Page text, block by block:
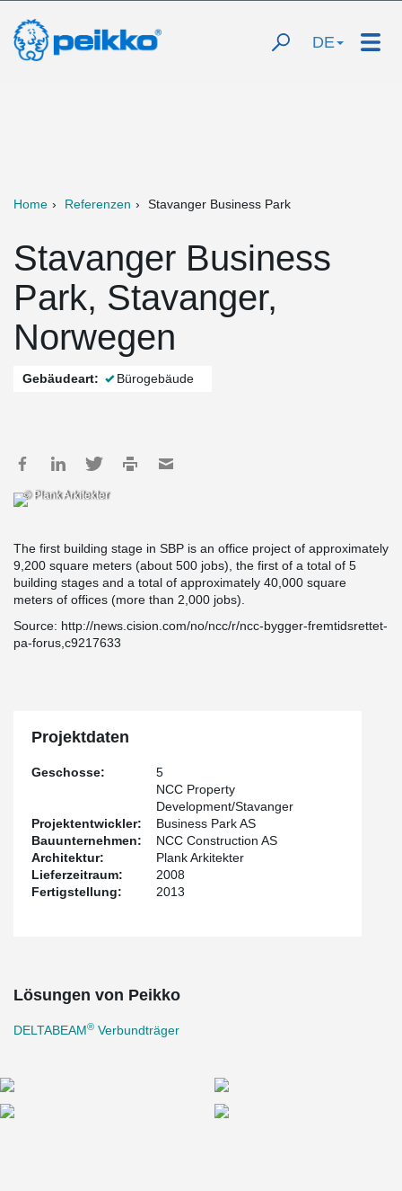
DE
Home Referenzen Stavanger Business Park
Stavanger Business
Park, Stavanger,
Norwegen
Gebäudeart: Bürogebäude
© Plank Arkitekter
The first building stage in SBP is an office project of approximately
9,200 square meters (about 500 jobs), the first of a total of 5
building stages and a total of approximately 40,000 square
meters of offices (more than 2,000 jobs).
Source: http://news.cision.com/no/ncc/r/ncc-bygger-fremtidsrettet-
pa-forus,c9217633
Projektdaten
Geschosse: 5
Projektentwickler:
NCC Property
Development/Stavanger
Business Park AS
Bauunternehmen:
NCC Construction AS
Architektur:
Plank Arkitekter
Lieferzeitraum:
2008
Fertigstellung:
2013
Lösungen von Peikko
DELTABEAM® Verbundträger